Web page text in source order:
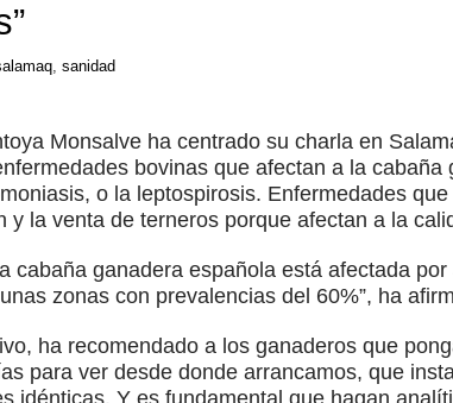
,sanidad
Monsalve ha centrado su charla en
bovinas que afectan a la
o la leptospirosis. Enfermedades
y la venta de terneros porque afectan a la
cabaña ganadera española está afectada
zonas con prevalencias del 60%”, ha
ha recomendado a los ganaderos que
para ver desde donde arrancamos, que